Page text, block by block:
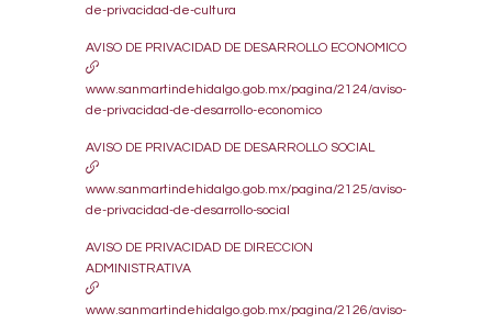
de-privacidad-de-cultura
AVISO DE PRIVACIDAD DE DESARROLLO ECONOMICO
www.sanmartindehidalgo.gob.mx/pagina/2124/aviso-
de-privacidad-de-desarrollo-economico
AVISO DE PRIVACIDAD DE DESARROLLO SOCIAL
www.sanmartindehidalgo.gob.mx/pagina/2125/aviso-
de-privacidad-de-desarrollo-social
AVISO DE PRIVACIDAD DE DIRECCION
ADMINISTRATIVA
www.sanmartindehidalgo.gob.mx/pagina/2126/aviso-